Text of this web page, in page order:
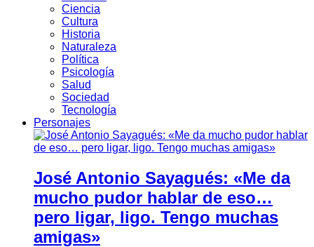
Ciencia
Cultura
Historia
Naturaleza
Política
Psicología
Salud
Sociedad
Tecnología
Personajes
José Antonio Sayagués: «Me da
mucho pudor hablar de eso…
pero ligar, ligo. Tengo muchas
amigas»